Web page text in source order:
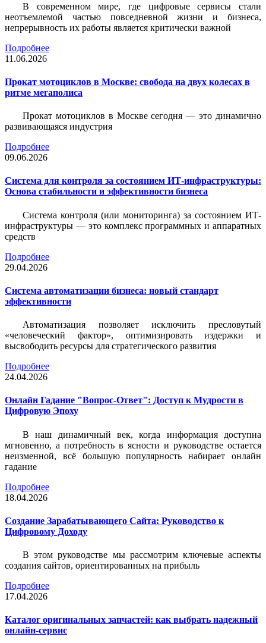
В современном мире, где цифровые сервисы стали
неотъемлемой частью повседневной жизни и бизнеса,
непрерывность их работы является критически важной
Подробнее
11.06.2026
Прокат мотоциклов в Москве: свобода на двух колесах в
ритме мегаполиса
Прокат мотоциклов в Москве сегодня — это динамично
развивающаяся индустрия
Подробнее
09.06.2026
Система для контроля за состоянием ИТ-инфраструктуры:
Основа стабильности и эффективности бизнеса
Система контроля (или мониторинга) за состоянием ИТ-
инфраструктуры — это комплекс программных и аппаратных
средств
Подробнее
29.04.2026
Система автоматизации бизнеса: новый стандарт
эффективности
Автоматизация позволяет исключить пресловутый
«человеческий фактор», оптимизировать издержки и
высвободить ресурсы для стратегического развития
Подробнее
24.04.2026
Онлайн Гадание "Вопрос-Ответ": Доступ к Мудрости в
Цифровую Эпоху
В наш динамичный век, когда информация доступна
мгновенно, а потребность в ясности и руководстве остается
неизменной, всё большую популярность набирает онлайн
гадание
Подробнее
18.04.2026
Создание Зарабатывающего Сайта: Руководство к
Цифровому Доходу
В этом руководстве мы рассмотрим ключевые аспекты
создания сайтов, ориентированных на прибыль
Подробнее
17.04.2026
Каталог оригинальных запчастей: как выбрать надежный
онлайн-сервис